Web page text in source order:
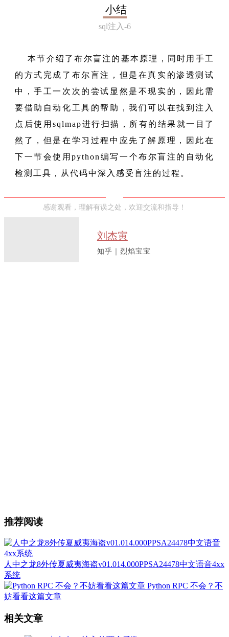
小结
sql注入-6
本节介绍了布尔盲注的基本原理，同时用手工
的方式完成了布尔盲注，但是在真实的渗透测试
中，手工一次次的尝试显然是不现实的，因此需
要借助自动化工具的帮助，我们可以在找到注入
点后使用sqlmap进行扫描，所有的结果就一目了
然了，但是在学习过程中应先了解原理，因此在
下一节会使用python编写一个布尔盲注的自动化
检测工具，从代码中深入感受盲注的过程。
感谢观看，理解有误之处，欢迎交流和指导！
刘杰寅
知乎｜烈焰宝宝
推荐阅读
人中之龙8外传夏威夷海盗v01.014.000PPSA24478中文语音4xx
系统
Python RPC 不会？不
妨看看这篇文章
相关文章